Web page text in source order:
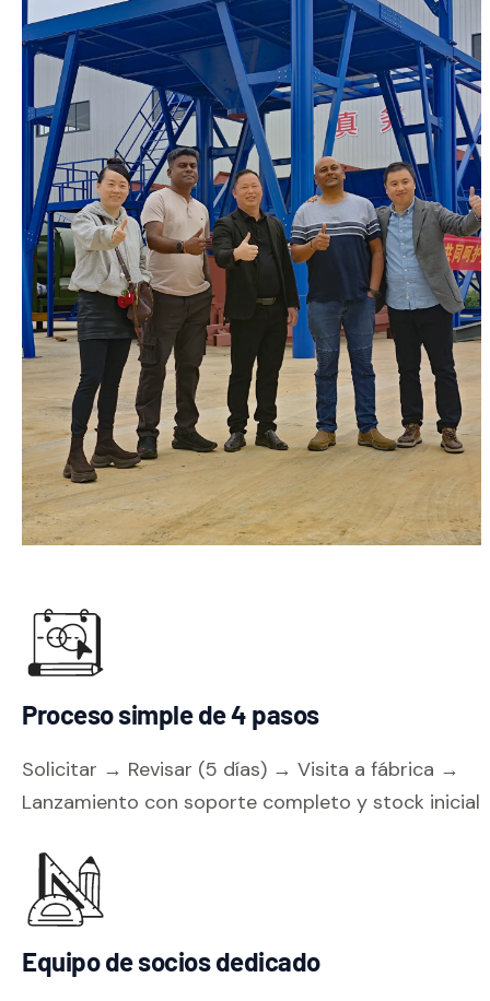
Proceso simple de 4 pasos
Solicitar → Revisar (5 días) → Visita a fábrica →
Lanzamiento con soporte completo y stock inicial
Equipo de socios dedicado